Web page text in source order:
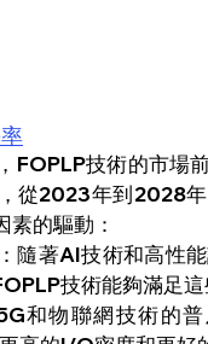
FOPLP技術的市場
從2023年到2028
的驅動：
隨著AI技術和高性
技術能夠滿足
和物聯網技術的